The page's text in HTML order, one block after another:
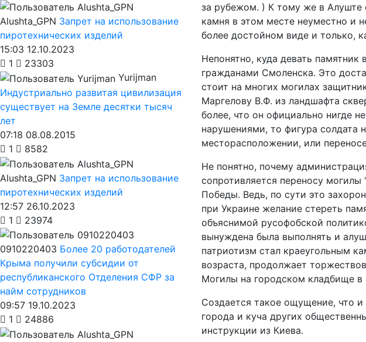
за рубежом. ) К тому же в Алуште
камня в этом месте неуместно и
более достойном виде и только,
Непонятно, куда девать
гражданами Смоленска. Это
стоит на многих могилах
Маргелову В.Ф. из ландшафта
более, что он официально нигде
нарушениями, то фигура солдата
месторасположении, или
Не понятно, почему
сопротивляется переносу
Победы. Ведь, по сути это
при Украине желание стереть
объяснимой русофобской
вынуждена была выполнять и
патриотизм стал краеугольным
возраста, продолжает
Могилы на городском кладбище в
Создается такое ощущение, что
города и куча других
инструкции из Киева.
Alushta_GPN Запрет на использование
пиротехнических изделий
15:03 12.10.2023
1
23303
Yurijman
Индустриально развитая цивилизация
существует на Земле десятки тысяч
лет
07:18 08.08.2015
1
8582
Alushta_GPN Запрет на использование
пиротехнических изделий
12:57 26.10.2023
1
23974
0910220403 Более 20 работодателей
Крыма получили субсидии от
республиканского Отделения СФР за
найм сотрудников
09:57 19.10.2023
1
24886